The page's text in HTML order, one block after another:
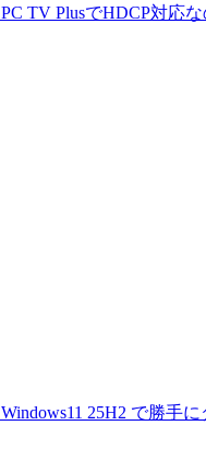
PC TV PlusでHDCP対応
Windows11 25H2 で勝手